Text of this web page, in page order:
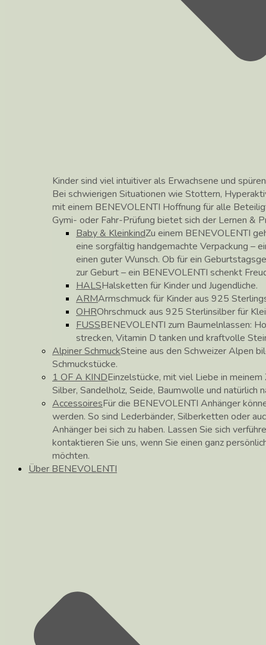
Kinder sind viel intuitiver als Erwachsene und
Bei schwierigen Situationen wie Stottern,
mit einem BENEVOLENTI Hoffnung für alle
Gymi- oder Fahr-Prüfung bietet sich der Lernen &
Baby & KleinkindZu einem BENEVOLENTI
eine sorgfältig handgemachte Verpackung –
einen guter Wunsch. Ob für ein
zur Geburt – ein BENEVOLENTI schenkt
HALSHalsketten für Kinder und Jugendliche.
ARMArmschmuck für Kinder aus 925
OHROhrschmuck aus 925 Sterlinsilber für
FUSSBENEVOLENTI zum Baumelnlassen:
strecken, Vitamin D tanken und kraftvolle
Alpiner SchmuckSteine aus den Schweizer Alpen
Schmuckstücke.
1 OF A KINDEinzelstücke, mit viel Liebe in
Silber, Sandelholz, Seide, Baumwolle und natürlich
AccessoiresFür die BENEVOLENTI Anhänger
werden. So sind Lederbänder, Silberketten oder
Anhänger bei sich zu haben. Lassen Sie sich
kontaktieren Sie uns, wenn Sie einen ganz
möchten.
Über BENEVOLENTI